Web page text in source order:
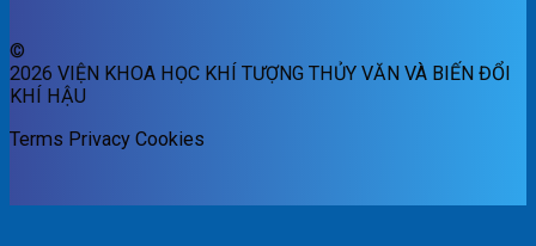
©
2026 VIỆN KHOA HỌC KHÍ TƯỢNG THỦY VĂN VÀ BIẾN ĐỔI
KHÍ HẬU
Terms Privacy Cookies